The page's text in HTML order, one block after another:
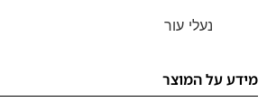
נעלי עור
מידע על המוצר